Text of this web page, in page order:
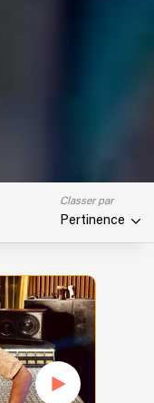
Classer par
Pertinence